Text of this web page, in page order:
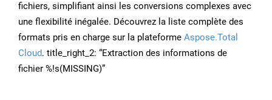
fichiers, simplifiant ainsi les conversions complexes avec
une flexibilité inégalée. Découvrez la liste complète des
formats pris en charge sur la plateforme Aspose.Total
Cloud. title_right_2: “Extraction des informations de
fichier %!s(MISSING)”